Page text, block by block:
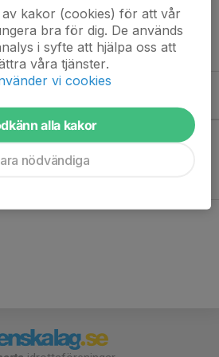
på 0709521113
aktiviteter inbokade
kakor (cookies) för att vår
bra för dig. De används
i syfte att hjälpa oss att
våra tjänster.
vi cookies
alla kakor
nödvändiga